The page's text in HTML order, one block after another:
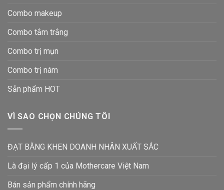
Combo makeup
Combo tắm trắng
Combo trị mụn
Combo trị nám
Sản phẩm HOT
VÌ SAO CHỌN CHÚNG TÔI
ĐẠT BẰNG KHEN DOANH NHÂN XUẤT SẮC
Là đại lý cấp 1 của Mothercare Việt Nam
Bán sản phẩm chính hãng